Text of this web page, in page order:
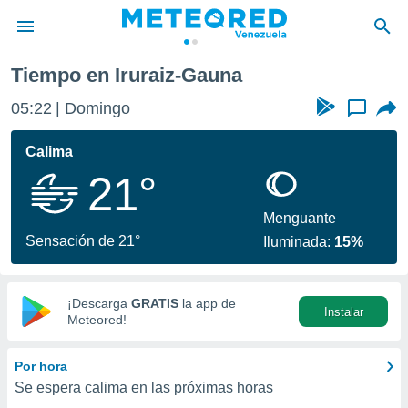
de
ha
calidad.
a este
las
y
digital
basada
Tiempo en Iruraiz-Gauna
05:22 Domingo ...
Calima
21°
Sensación de 21°
Menguante
Iluminada: 15%
¡Descarga GRATIS la app de
Meteored!
Instalar
Por hora
Se espera calima en las próximas horas